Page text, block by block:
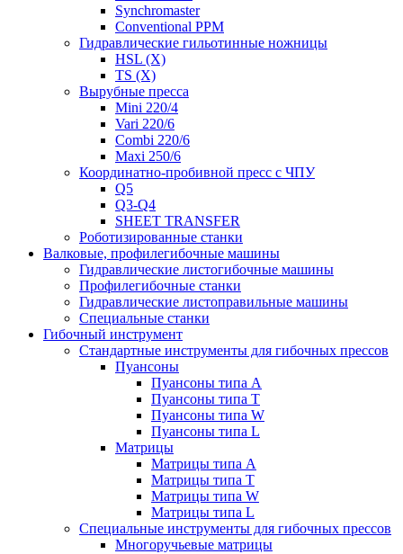
Synchromaster
Conventional PPM
Гидравлические гильотинные ножницы
HSL (X)
TS (X)
Вырубные пресса
Mini 220/4
Vari 220/6
Combi 220/6
Maxi 250/6
Координатно-пробивной пресс с ЧПУ
Q5
Q3-Q4
SHEET TRANSFER
Роботизированные станки
Валковые, профилегибочные машины
Гидравлические листогибочные машины
Профилегибочные станки
Гидравлические листоправильные машины
Специальные станки
Гибочный инструмент
Стандартные инструменты для гибочных прессов
Пуансоны
Пуансоны типа A
Пуансоны типа T
Пуансоны типа W
Пуансоны типа L
Матрицы
Матрицы типа A
Матрицы типа T
Матрицы типа W
Матрицы типа L
Специальные инструменты для гибочных прессов
Многоручьевые матрицы